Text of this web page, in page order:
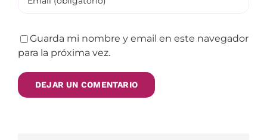
Guarda mi nombre y email en este navegador
para la próxima vez.